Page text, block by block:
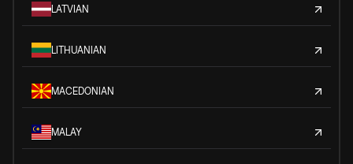
LATVIAN
LITHUANIAN
MACEDONIAN
MALAY